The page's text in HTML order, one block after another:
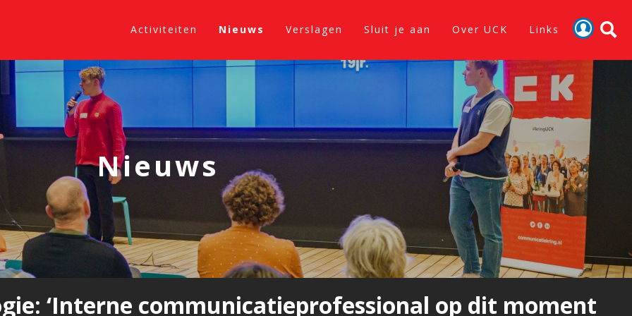
Activiteiten Nieuws Verslagen Sluit je aan Over UCK Links
Nieuws
‘Interne communicatieprofessional op dit moment
Activiteiten
Nieuws
Verslagen
Sluit je aan
Over UCK
Links